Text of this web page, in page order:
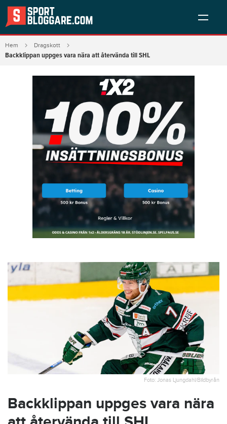
Hem Dragskott
Backklippan uppges vara nära att återvända till SHL
Foto: Jonas Ljungdahl/Bildbyrån
Backklippan uppges vara nära